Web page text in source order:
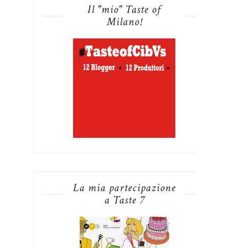
Il "mio" Taste of
Milano!
La mia partecipazione
a Taste 7